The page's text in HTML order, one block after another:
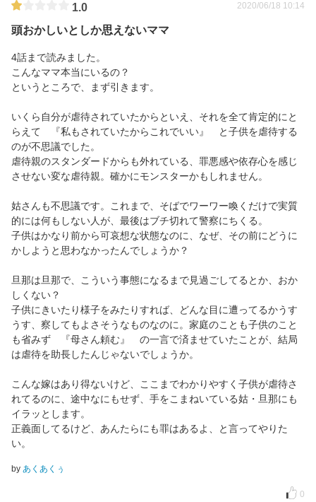
1.0 2020/06/18 10:14
頭おかしいとしか思えないママ
4話まで読みました。
こんなママ本当にいるの？
というところで、まず引きます。
いくら自分が虐待されていたからといえ、それを全て肯定的にと
らえて 『私もされていたからこれでいい』 と子供を虐待する
のが不思議でした。
虐待親のスタンダードからも外れている、罪悪感や依存心を感じ
させない変な虐待親。確かにモンスターかもしれません。
姑さんも不思議です。これまで、そばでワーワー喚くだけで実質
的には何もしない人が、最後はブチ切れて警察にちくる。
子供はかなり前から可哀想な状態なのに、なぜ、その前にどうに
かしようと思わなかったんでしょうか？
旦那は旦那で、こういう事態になるまで見過ごしてるとか、おか
しくない？
子供にきいたり様子をみたりすれば、どんな目に遭ってるかうす
うす、察してもよさそうなものなのに。家庭のことも子供のこと
も省みず 『母さん頼む』 の一言で済ませていたことが、結局
は虐待を助長したんじゃないでしょうか。
こんな嫁はあり得ないけど、ここまでわかりやすく子供が虐待さ
れてるのに、途中なにもせず、手をこまねいている姑・旦那にも
イラッとします。
正義面してるけど、あんたらにも罪はあるよ、と言ってやりた
い。
by あくあくぅ
0